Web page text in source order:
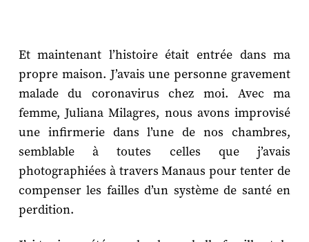
Et maintenant l’histoire était entrée dans ma
propre maison. J’avais une personne gravement
malade du coronavirus chez moi. Avec ma
femme, Juliana Milagres, nous avons improvisé
une infirmerie dans l’une de nos chambres,
semblable à toutes celles que j’avais
photographiées à travers Manaus pour tenter de
compenser les failles d’un système de santé en
perdition.